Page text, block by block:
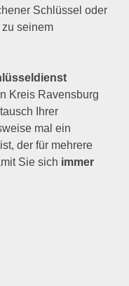
Schlüssel oder
seinem
Kreis Ravensburg
Ihrer
mal ein
der für mehrere
Sie sich immer